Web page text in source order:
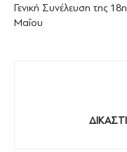
Γενική Συνέλευση της
Μαΐου